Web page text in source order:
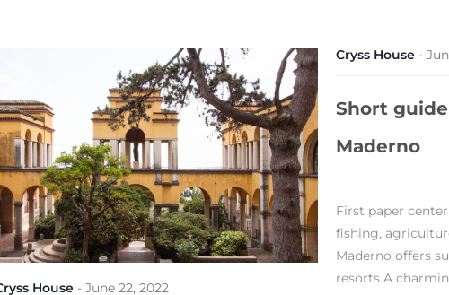
House- June 22, 2022
Cryss House-
Short
Maderno
First paper
fishing,
Maderno offers
resorts A